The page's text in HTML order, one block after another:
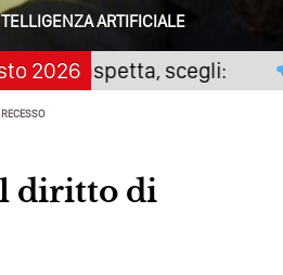
Predittivi
Tua Azienda? Lo Decidi
Media, L’AI E I Contenuti…
Più? Contenuti Di Valore O
Social Media? Probabilmente
Peggiorerà
ARTIFICIALE
2026
chi aspetta, scegli:
diritto di